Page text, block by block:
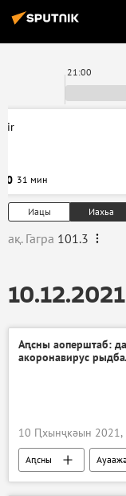
21:00
31 мин
Иацы Иахьа
ақ. Гагра 101.3
10.12.2021
Аԥсны аоперштаб:
акоронавирус
10 Ԥхынҷкәын 2021,
Аԥсны